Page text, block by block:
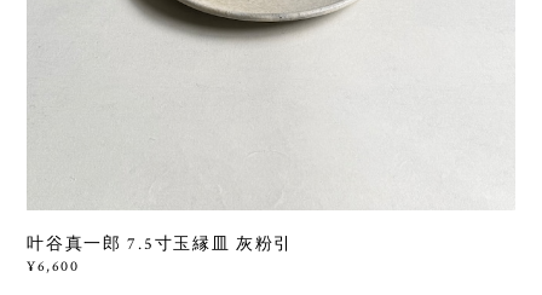
叶谷真一郎 7.5寸玉縁皿 灰粉引
¥6,600